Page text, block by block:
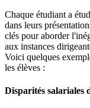
Chaque étudiant a
dans leurs
clés pour aborder
aux instances
Voici quelques
les élèves :
Disparités salariales